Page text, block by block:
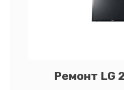
Ремонт LG